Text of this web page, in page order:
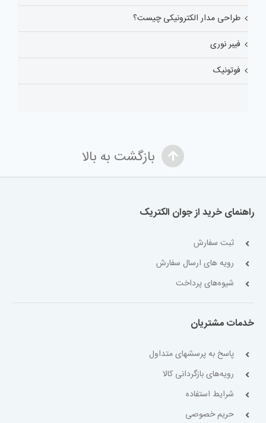
طراحی مدار الکترونیکی چیست؟
فیبر نوری
فوتونیک
بازگشت به بالا
راهنمای خرید از جوان الکتریک
ثبت سفارش
رویه های ارسال سفارش
شیوه‌های پرداخت
خدمات مشتریان
پاسخ به پرسشهای متداول
رویه‌های بازگردانی کالا
شرایط استفاده
حریم خصوصی